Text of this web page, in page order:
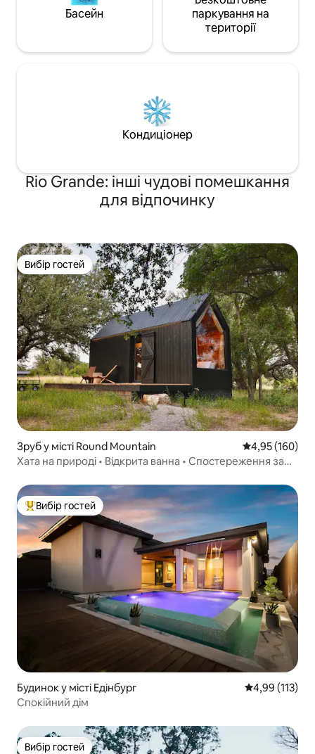
Басейн
паркування на
території
Кондиціонер
Rio Grande: інші чудові помешкання
для відпочинку
Вибір гостей
Вибір гостей
Зруб у місті Round Mountain Середня
4,95 (160)
Хата на природі • Відкрита ванна • Спостереження за
Топ вибір гостей
Вибір гостей
Будинок у місті Едінбург Середня
4,99 (113)
Спокійний дім
Вибір гостей